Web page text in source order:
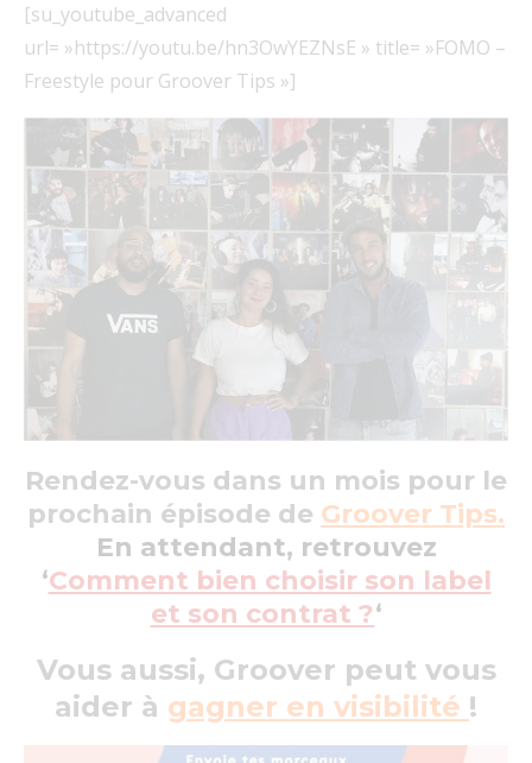
[su_youtube_advanced
url= »https://youtu.be/hn3OwYEZNsE » title= »FOMO –
Freestyle pour Groover Tips »]
Rendez-vous dans un mois pour le
prochain épisode de Groover Tips.
En attendant, retrouvez
‘Comment bien choisir son label
et son contrat ?‘
Vous aussi, Groover peut vous
aider à gagner en visibilité !